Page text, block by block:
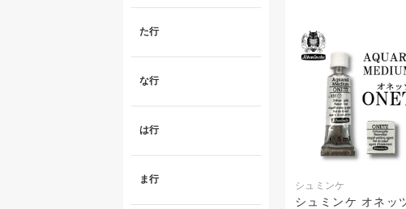
シュミンケ
シュミンケ オネッ
た行
な行
は行
ま行